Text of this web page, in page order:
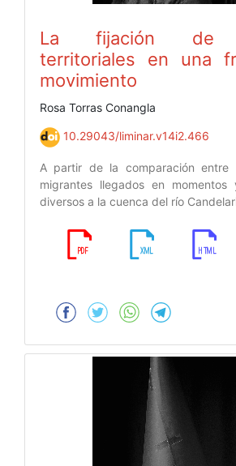
La fijación de
territoriales en una
movimiento
Rosa Torras Conangla
10.29043/liminar.v14i2.466
A partir de la comparación entre
migrantes llegados en momentos
diversos a la cuenca del río